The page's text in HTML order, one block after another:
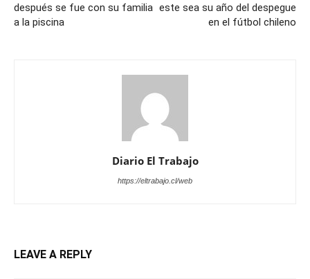
después se fue con su familia
a la piscina
este sea su año del despegue
en el fútbol chileno
Diario El Trabajo
https://eltrabajo.cl/web
LEAVE A REPLY